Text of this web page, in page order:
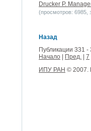
Drucker P.
(просмотров: 6985,
Назад
Публикации 331 -
Начало
Пред.
7
ИПУ РАН © 2007.